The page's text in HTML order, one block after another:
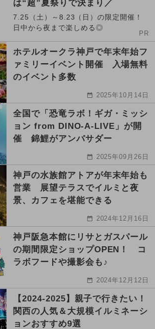
は“超”夏祭りで決まり／
7.25（土）～8.23（日）の限定開催！
日中から夜まで楽しめる◎
PR
ホテルオークラ神戸で年末年始フ
ァミリーイベント開催 入場無料
のイベント多数
2025年10月14日
全国で「恐竜ラボ！ギガ・ミッシ
ョン from DINO-A-LIVE」が開
催 錦鯉がアンバサダー
2025年09月26日
神戸の水族館アトアが年末年始も
営業 展望テラスでイルミと夜
景、カフェを堪能できる
2024年12月16日
神戸阪急本館にリサとガスパール
の期間限定ショップOPEN！ コ
ラボフードや撮影会も♪
2024年12月12日
【2024-2025】親子で行きたい！
関西の人気＆大規模イルミネーシ
ョンおすすめ9選